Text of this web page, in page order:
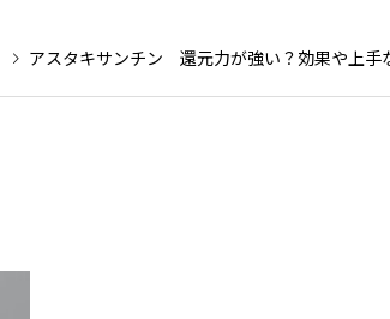
アスタキサンチン 還元力が強い？効果や上手